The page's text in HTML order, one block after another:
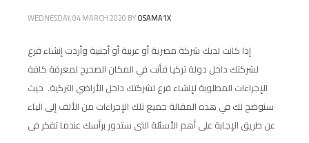
WEDNESDAY, 04 MARCH 2020 BYOSAMA1X
إذا كانت لديك شركة مصرية أو عربية أو أجنبية وأردت إنشاء فرع
لشركتك داخل دولة تركيا فأنت في المكان الصحيح لمعرفة كافة
الإجراءات المطلوبة لإنشاء فرع لشركتك داخل الأراضي التركية. حيث
سنوضح لك في هذه المقالة جميع تلك الإجراءات من الألف إلى الياء
عن طريق الإجابة على أهم الأسئلة التى ستدور برأسك عندما تفكر فى